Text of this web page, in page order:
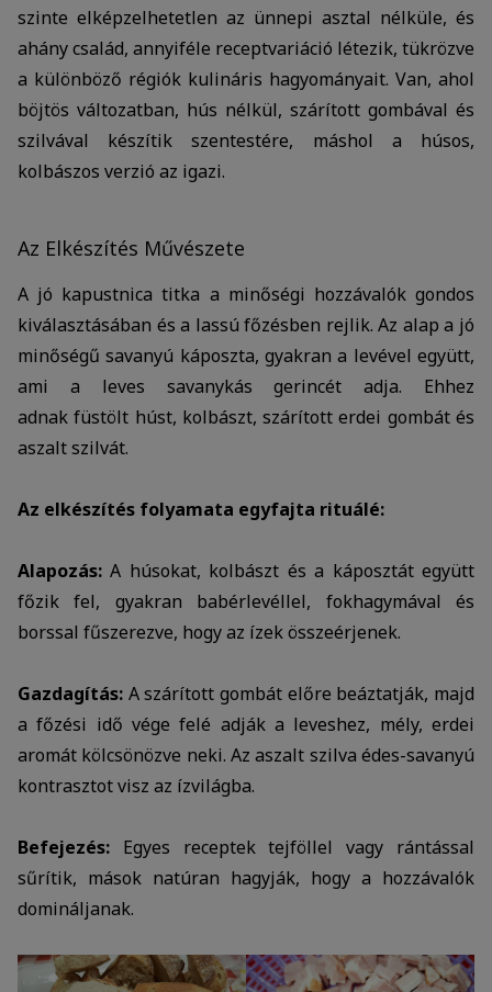
szinte elképzelhetetlen az ünnepi asztal nélküle, és
ahány család, annyiféle receptvariáció létezik, tükrözve
a különböző régiók kulináris hagyományait. Van, ahol
böjtös változatban, hús nélkül, szárított gombával és
szilvával készítik szentestére, máshol a húsos,
kolbászos verzió az igazi.
Az Elkészítés Művészete
A jó kapustnica titka a minőségi hozzávalók gondos
kiválasztásában és a lassú főzésben rejlik. Az alap a jó
minőségű savanyú káposzta, gyakran a levével együtt,
ami a leves savanykás gerincét adja. Ehhez
adnak füstölt húst, kolbászt, szárított erdei gombát és
aszalt szilvát.
Az elkészítés folyamata egyfajta rituálé:
Alapozás: A húsokat, kolbászt és a káposztát együtt
főzik fel, gyakran babérlevéllel, fokhagymával és
borssal fűszerezve, hogy az ízek összeérjenek.
Gazdagítás: A szárított gombát előre beáztatják, majd
a főzési idő vége felé adják a leveshez, mély, erdei
aromát kölcsönözve neki. Az aszalt szilva édes-savanyú
kontrasztot visz az ízvilágba.
Befejezés: Egyes receptek tejföllel vagy rántással
sűrítik, mások natúran hagyják, hogy a hozzávalók
domináljanak.